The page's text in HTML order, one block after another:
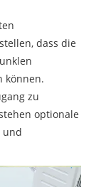
dass die
können.
zu
optionale
und